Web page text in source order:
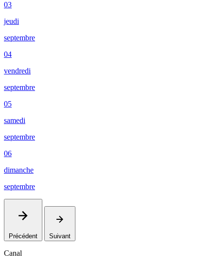
03
jeudi
septembre
04
vendredi
septembre
05
samedi
septembre
06
dimanche
septembre
Précédent Suivant
Canal